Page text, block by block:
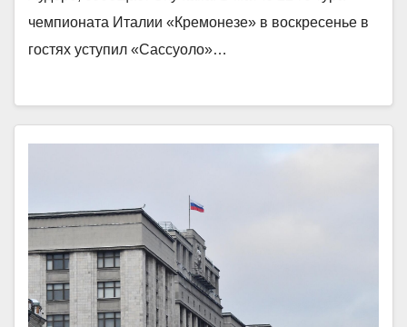
чемпионата Италии «Кремонезе» в воскресенье в
гостях уступил «Сассуоло»…